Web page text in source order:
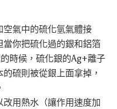
氣中的硫化氫氣體接
你把硫化過的銀和鋁箔
時候，硫化銀的Ag+離子
硫則被從銀上面拿掉，
用熱水（讓作用速度加